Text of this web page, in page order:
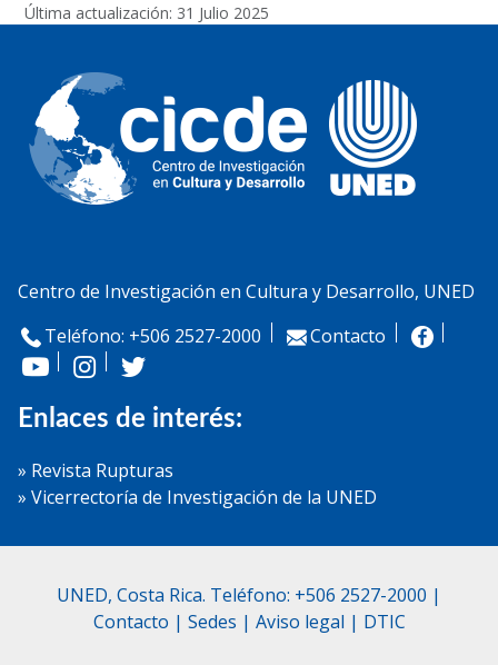
Última actualización: 31 Julio 2025
Centro de Investigación en Cultura y Desarrollo, UNED
Teléfono: +506 2527-2000
Contacto
Enlaces de interés:
» Revista Rupturas
» Vicerrectoría de Investigación de la UNED
UNED, Costa Rica. Teléfono: +506 2527-2000 |
Contacto | Sedes | Aviso legal | DTIC